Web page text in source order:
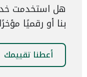
هل استخدمت
بنا أو رقميًا
أعطنا تقييمك